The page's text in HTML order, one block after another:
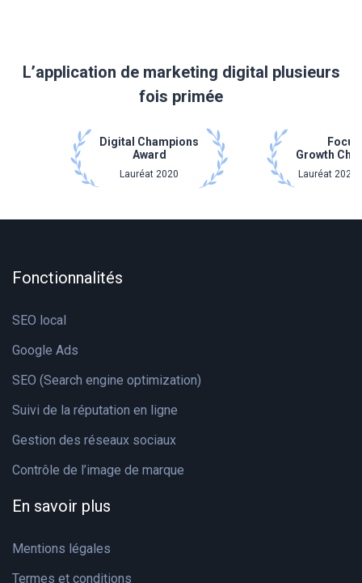
L’application de marketing digital plusieurs
fois primée
Digital Champions
Award
Lauréat 2020
Focus
Growth
Lauréat 2021
Fonctionnalités
SEO local
Google Ads
SEO (Search engine optimization)
Suivi de la réputation en ligne
Gestion des réseaux sociaux
Contrôle de l’image de marque
En savoir plus
Mentions légales
Termes et conditions